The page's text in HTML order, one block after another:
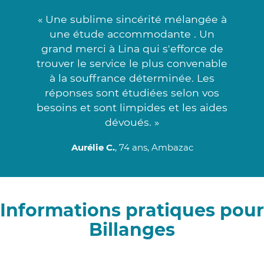
« Une sublime sincérité mélangée à
une étude accommodante . Un
grand merci à Lina qui s'efforce de
trouver le service le plus convenable
à la souffrance déterminée. Les
réponses sont étudiées selon vos
besoins et sont limpides et les aides
dévoués. »
Aurélie C., 74 ans, Ambazac
Informations pratiques pour
Billanges